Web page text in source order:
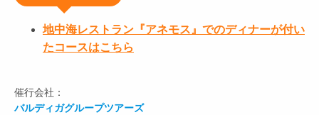
地中海レストラン『アネモス』でのディナーが付い
たコースはこちら
催行会社：
バルディガグループツアーズ